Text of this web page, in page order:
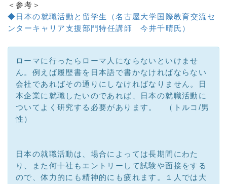
＜参考＞
◆日本の就職活動と留学生（名古屋大学国際教育交流セ
ンターキャリア支援部門特任講師 今井千晴氏）
ローマに行ったらローマ人にならないといけませ
ん。例えば履歴書を日本語で書かなければならない
会社であればその通りにしなければなりません。日
本企業に就職したいのであれば、日本の就職活動に
ついてよく研究する必要があります。 （トルコ/男
性）
日本の就職活動は、場合によっては長期間にわた
り、また何十社もエントリーして試験や面接をする
ので、体力的にも精神的にも疲れます。１人では大